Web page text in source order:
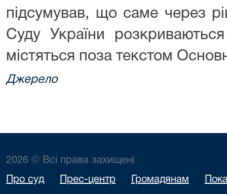
підсумував, що саме через
Суду України розкриваються
містяться поза текстом
Джерело
2026 © Всі права захищені
Про суд Прес-центр Громадянам